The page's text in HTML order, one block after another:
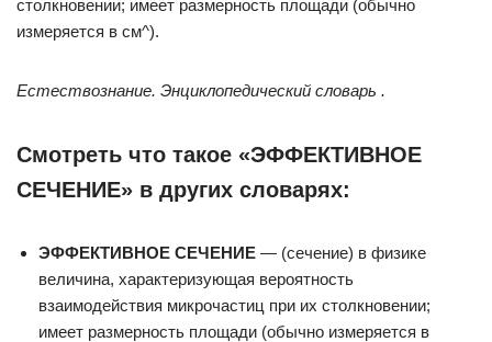
столкновении; имеет размерность площади (обычно
измеряется в см^).
Естествознание. Энциклопедический словарь .
Смотреть что такое «ЭФФЕКТИВНОЕ
СЕЧЕНИЕ» в других словарях:
ЭФФЕКТИВНОЕ СЕЧЕНИЕ — (сечение) в физике
величина, характеризующая вероятность
взаимодействия микрочастиц при их столкновении;
имеет размерность площади (обычно измеряется в